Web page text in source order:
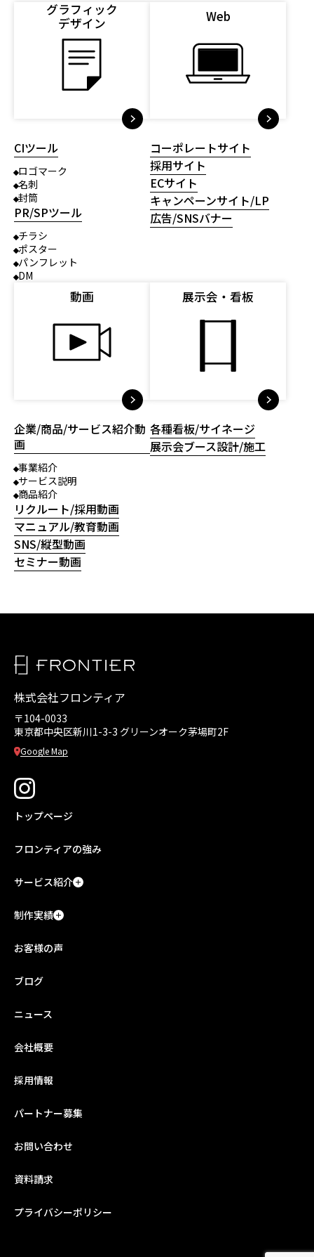
グラフィック
デザイン
CIツール
ロゴマーク
名刺
封筒
PR/SPツール
チラシ
ポスター
パンフレット
DM
Web
コーポレートサイト
採用サイト
ECサイト
キャンペーンサイト/LP
広告/SNSバナー
動画
企業/商品/サービス紹介動
画
事業紹介
サービス説明
商品紹介
リクルート/採用動画
マニュアル/教育動画
SNS/縦型動画
セミナー動画
展示会・看板
各種看板/サイネージ
展示会ブース設計/施工
株式会社フロンティア
〒104-0033
東京都中央区新川1-3-3 グリーンオーク茅場町2F
Google Map
トップページ
フロンティアの強み
サービス紹介
制作実績
お客様の声
ブログ
ニュース
会社概要
採用情報
パートナー募集
お問い合わせ
資料請求
プライバシーポリシー